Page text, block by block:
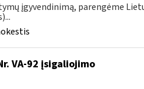
įgyvendinimą, parengėme
VA-92 įsigaliojimo